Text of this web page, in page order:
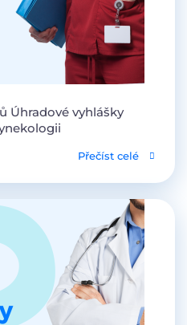
Úhradové vyhlášky
Přečíst celé